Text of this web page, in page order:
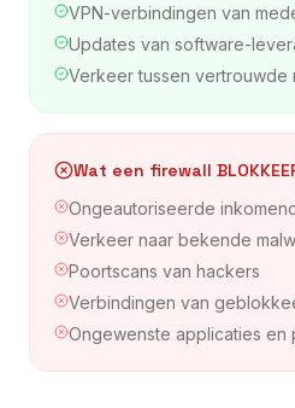
VPN-verbindingen van
Updates van software-
Verkeer tussen vertrouwde
Wat een firewall
Ongeautoriseerde
Verkeer naar bekende
Poortscans van hackers
Verbindingen van
Ongewenste applicaties en